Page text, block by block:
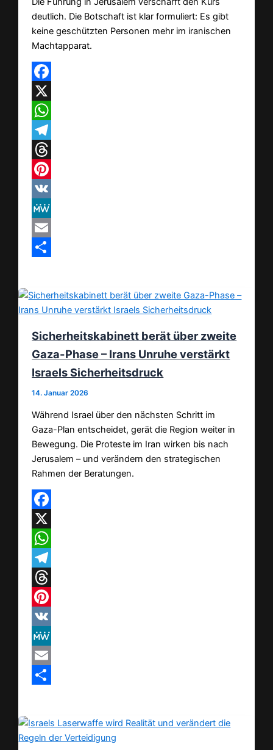
deutlich. Die Botschaft ist klar formuliert: Es gibt
keine geschützten Personen mehr im iranischen
Machtapparat.
Facebook
X
WhatsApp
Telegram
Threads
Pinterest
VK
MeWe
Email
Sicherheitskabinett berät über zweite
Gaza-Phase – Irans Unruhe verstärkt
Israels Sicherheitsdruck
14. Januar 2026
Während Israel über den nächsten Schritt im
Gaza-Plan entscheidet, gerät die Region weiter in
Bewegung. Die Proteste im Iran wirken bis nach
Jerusalem – und verändern den strategischen
Rahmen der Beratungen.
Facebook
X
WhatsApp
Telegram
Threads
Pinterest
VK
MeWe
Email